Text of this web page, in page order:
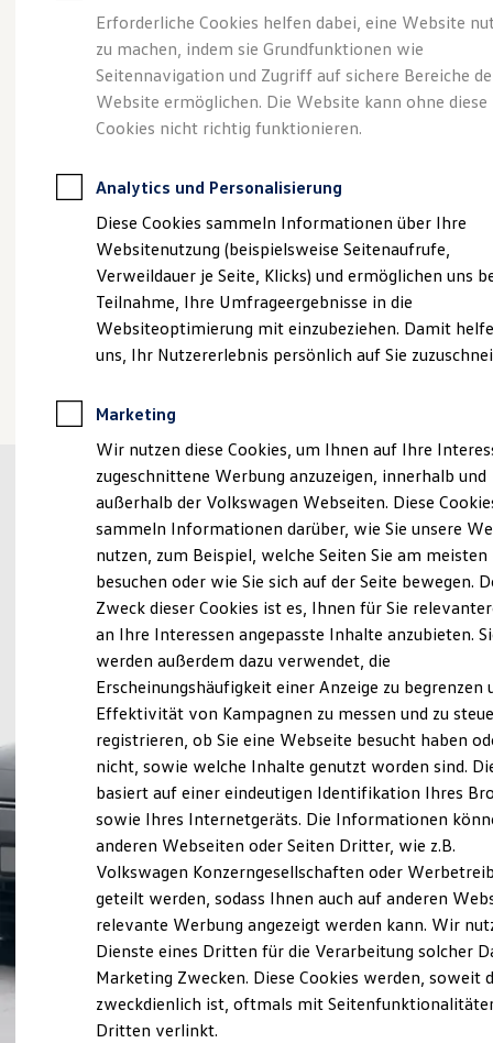
Leasing
Leasing-Angebote
Gebrauchtwagen Leasing
Junge Gebrauchtwagen-Leasing
Elektroauto Leasing
Kleinwagen-Leasing
Leasing ohne Anzahlung
Autokredit mit Schlussrate
Versicherungen und Garantien
Kfz-Versicherung
Restschuldversicherungen
Garantien
Wartungsverträge
Geschäftskunden
Professional Class bei Volkswagen
Großkunden
Behörden
Anpfiff zum Gewinn
Elektroautos
ID. Tutorials
Elektrofahrzeugkonzepte
Reichweite
Reichweite der ID. Modelle
Reichweite im Winter
Laden
Laden unterwegs
Laden Zuhause
Ladezeitensimulator
Batterie
Sicherheit
Garantie und Lebensdauer
Nachhaltigkeit
Technologie
Kosten und Kauf
Verbrauchskosten
Kaufoptionen
E-Auto-Förderung
Software und Konnektivität
Die ID. Software 6
ID. Software Versionen und Updates
Digitale Extras
Schnittstellen zu Ihrem ID.
Hybridautos
Marke und Erlebnis
Volkswagen R und R Experience
Größer. Entspannter.
Reichweiter. Der ID.7.
Erforderliche Cookies helfen dabei, eine Website
zu machen, indem sie Grundfunktionen wie
Seitennavigation und Zugriff auf sichere Bereiche
Website ermöglichen. Die Website kann ohne diese
Cookies nicht richtig funktionieren.
Analytics und Personalisierung
Diese Cookies sammeln Informationen über Ihre
Websitenutzung (beispielsweise Seitenaufrufe,
Verweildauer je Seite, Klicks) und ermöglichen uns
Teilnahme, Ihre Umfrageergebnisse in die
Websiteoptimierung mit einzubeziehen. Damit
uns, Ihr Nutzererlebnis persönlich auf Sie
Marketing
Wir nutzen diese Cookies, um Ihnen auf Ihre
zugeschnittene Werbung anzuzeigen, innerhalb und
außerhalb der Volkswagen Webseiten. Diese
sammeln Informationen darüber, wie Sie unsere
nutzen, zum Beispiel, welche Seiten Sie am meisten
besuchen oder wie Sie sich auf der Seite bewegen.
Zweck dieser Cookies ist es, Ihnen für Sie
an Ihre Interessen angepasste Inhalte anzubieten.
werden außerdem dazu verwendet, die
Erscheinungshäufigkeit einer Anzeige zu begrenzen
Effektivität von Kampagnen zu messen und zu
registrieren, ob Sie eine Webseite besucht haben
nicht, sowie welche Inhalte genutzt worden sind.
basiert auf einer eindeutigen Identifikation Ihres
sowie Ihres Internetgeräts. Die Informationen
anderen Webseiten oder Seiten Dritter, wie z.B.
Volkswagen Konzerngesellschaften oder
geteilt werden, sodass Ihnen auch auf anderen
relevante Werbung angezeigt werden kann. Wir
Dienste eines Dritten für die Verarbeitung solcher
Marketing Zwecken. Diese Cookies werden, soweit
zweckdienlich ist, oftmals mit
Dritten verlinkt.